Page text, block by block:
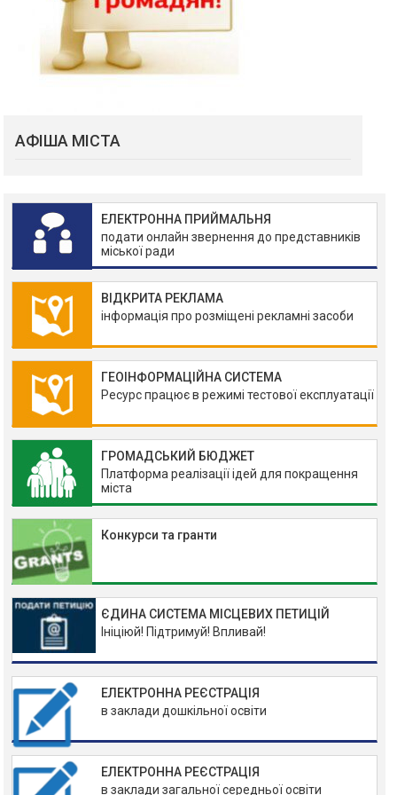
АФІША МІСТА
ЕЛЕКТРОННА ПРИЙМАЛЬНЯ
подати онлайн звернення до представників
міської ради
ВІДКРИТА РЕКЛАМА
інформація про розміщені рекламні засоби
ГЕОІНФОРМАЦІЙНА СИСТЕМА
Ресурс працює в режимі тестової експлуатації
ГРОМАДСЬКИЙ БЮДЖЕТ
Платформа реалізації ідей для покращення
міста
Конкурси та гранти
ЄДИНА СИСТЕМА МІСЦЕВИХ ПЕТИЦІЙ
Ініціюй! Підтримуй! Впливай!
ЕЛЕКТРОННА РЕЄСТРАЦІЯ
в заклади дошкільної освіти
ЕЛЕКТРОННА РЕЄСТРАЦІЯ
в заклади загальної середньої освіти